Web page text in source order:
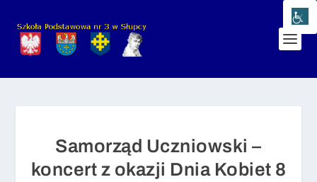
Samorząd Uczniowski –
koncert z okazji Dnia Kobiet 8